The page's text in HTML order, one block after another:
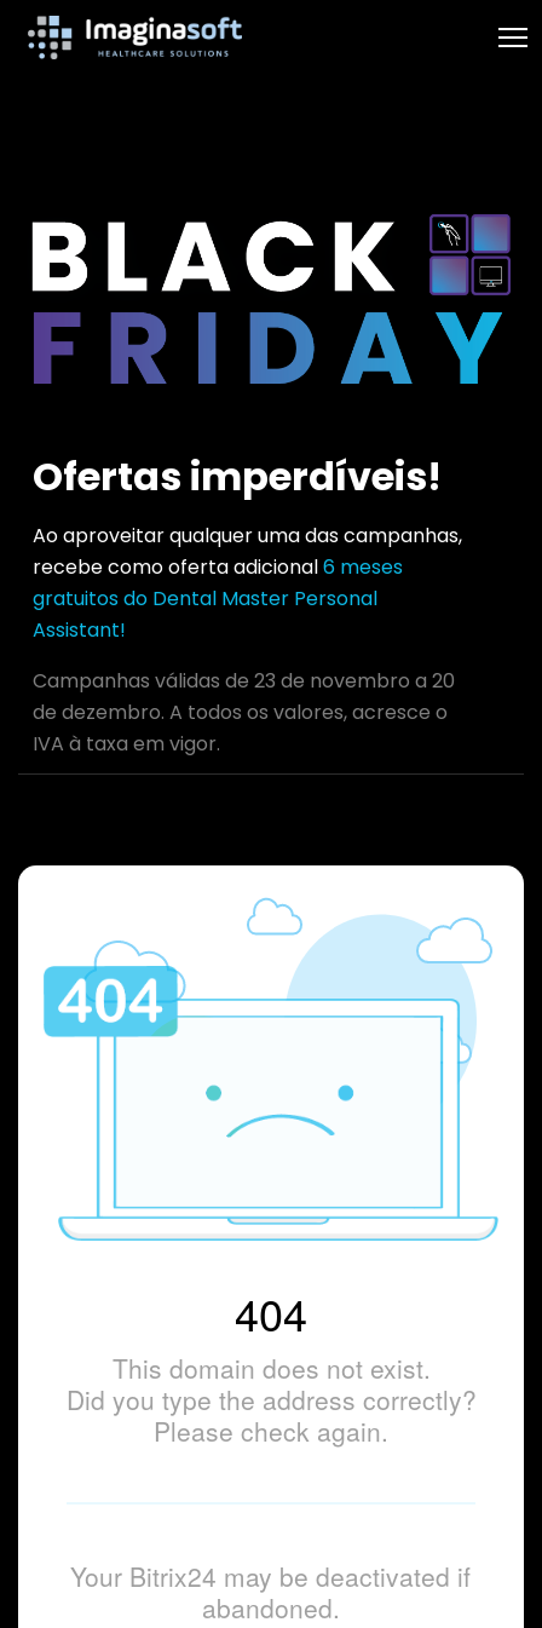
Ofertas imperdíveis!
Ao aproveitar qualquer uma das campanhas,
recebe como oferta adicional6 meses
gratuitos do Dental Master Personal
Assistant!
Campanhas válidas de 23 de novembro a 20
de dezembro. A todos os valores, acresce o
IVA à taxa em vigor.